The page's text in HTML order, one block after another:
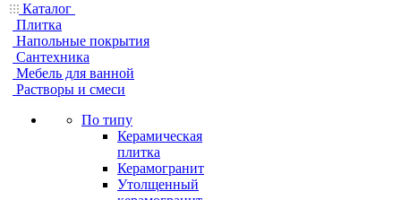
Каталог
Плитка
Напольные покрытия
Сантехника
Мебель для ванной
Растворы и смеси
По типу
Керамическая
плитка
Керамогранит
Утолщенный